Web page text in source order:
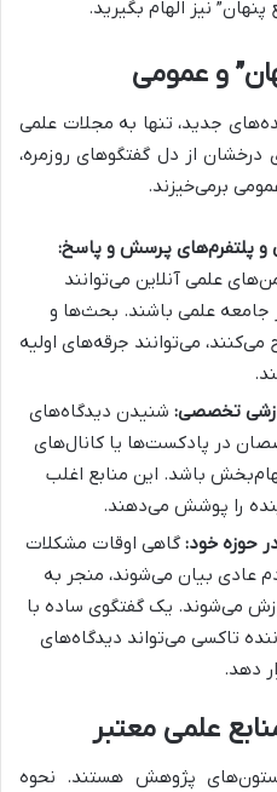
نیز الهام بگیرید.
و عمومی
جدید، تنها به مجلات علمی
درخشان از دل گفتگوهای روزمره،
برمی‌خیزند.
پلتفرم‌های پرسش و پاسخ:
علمی آنلاین می‌توانند
جامعه علمی باشند. بحث‌ها و
می‌توانند جرقه‌های اولیه
تخصصی: شنیدن دیدگاه‌های
در پادکست‌ها یا کانال‌های
باشد. این منابع اغلب
را پوشش می‌دهند.
حوزه خود: گاهی اوقات مشکلات
عادی بیان می‌شوند، منجر به
می‌شوند. یک گفتگوی ساده با
تاکسی می‌تواند دیدگاه‌های
دهد.
علمی معتبر
ستون‌های پژوهش هستند. نحوه